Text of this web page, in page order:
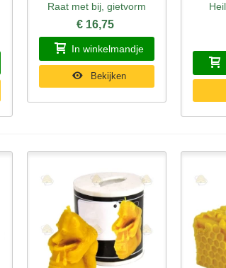
Snel bekijken
Raat met bij, gietvorm
€ 16,75
In winkelmandje
Bekijken